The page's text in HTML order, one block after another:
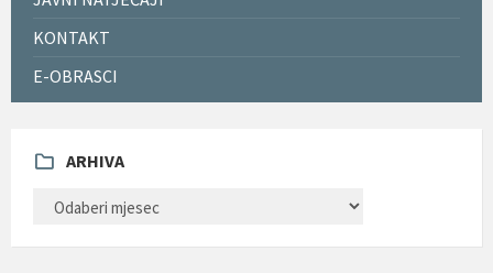
KONTAKT
E-OBRASCI
ARHIVA